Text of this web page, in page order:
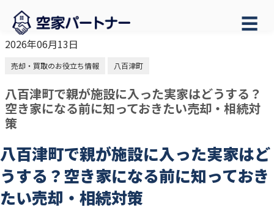
☰
2026年06月13日
売却・買取のお役立ち情報 八百津町
八百津町で親が施設に入った実家はどうする？
空き家になる前に知っておきたい売却・相続対
策
八百津町で親が施設に入った実家はど
うする？空き家になる前に知っておき
たい売却・相続対策